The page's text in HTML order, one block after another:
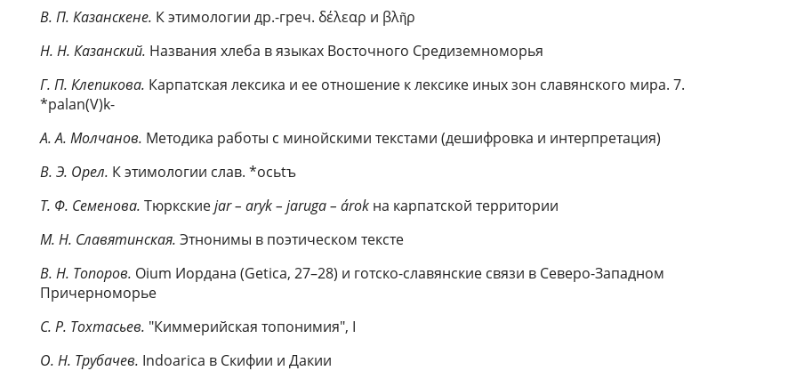
В. П. Казанскене. К этимологии др.-греч. δέλεαρ и βλῆρ
Н. Н. Казанский. Названия хлеба в языках Восточного Средиземноморья
Г. П. Клепикова. Карпатская лексика и ее отношение к лексике иных зон славянского мира. 7.
*palan(V)k-
А. А. Молчанов. Методика работы с минойскими текстами (дешифровка и интерпретация)
В. Э. Орел. К этимологии слав. *ocьtъ
Т. Ф. Семенова. Тюркскиеjar – aryk– jaruga– árok на карпатской территории
М. Н. Славятинская. Этнонимы в поэтическом тексте
В. Н. Топоров. Oium Иордана (Getica, 27–28) и готско-славянские связи в Северо-Западном
Причерноморье
С. Р. Тохтасьев. "Киммерийская топонимия", I
О. Н. Трубачев. Indoarica в Скифии и Дакии